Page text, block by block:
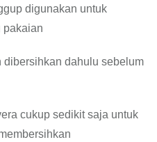
digunakan untuk
pakaian
dahulu sebelum
cukup sedikit saja untuk